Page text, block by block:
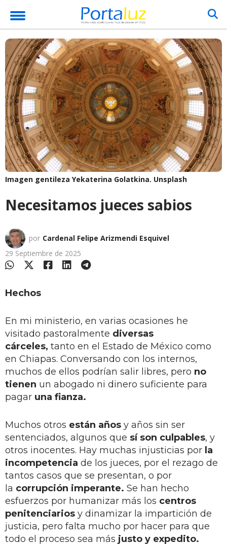
Imagen gentileza Yekaterina Golatkina. Unsplash
Necesitamos jueces sabios
por Cardenal Felipe Arizmendi Esquivel
29 Septiembre de 2025
Hechos
En mi ministerio, en varias ocasiones he
visitado pastoralmente diversas
cárceles, tanto en el Estado de México como
en Chiapas. Conversando con los internos,
muchos de ellos podrían salir libres, pero no
tienen un abogado ni dinero suficiente para
pagar una fianza.
Muchos otros están años y años sin ser
sentenciados, algunos que sí son culpables, y
otros inocentes. Hay muchas injusticias por la
incompetencia de los jueces, por el rezago de
tantos casos que se presentan, o por
la corrupción imperante. Se han hecho
esfuerzos por humanizar más los centros
penitenciarios y dinamizar la impartición de
justicia, pero falta mucho por hacer para que
todo el proceso sea más justo y expedito.